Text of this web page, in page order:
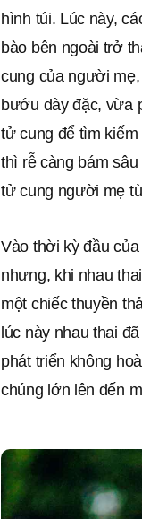
hình túi. Lúc này,
bào bên ngoài trở
cung của người
bướu dày đặc, vừa
tử cung để tìm
thì rễ càng bám
tử cung người mẹ
Vào thời kỳ đầu
nhưng, khi nhau
một chiếc thuyền
lúc này nhau thai
phát triển không
chúng lớn lên đến